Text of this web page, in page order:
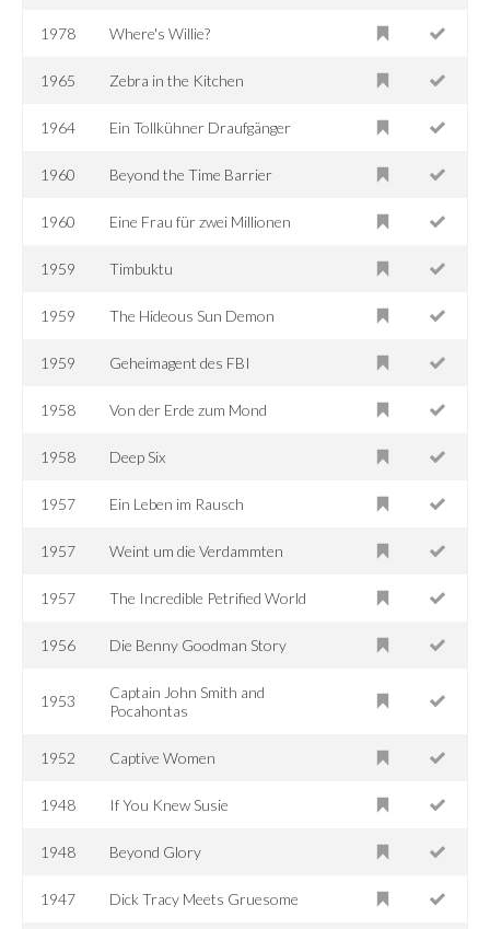
1978 Where's Willie?
1965 Zebra in the Kitchen
1964 Ein Tollkühner Draufgänger
1960 Beyond the Time Barrier
1960 Eine Frau für zwei Millionen
1959 Timbuktu
1959 The Hideous Sun Demon
1959 Geheimagent des FBI
1958 Von der Erde zum Mond
1958 Deep Six
1957 Ein Leben im Rausch
1957 Weint um die Verdammten
1957 The Incredible Petrified World
1956 Die Benny Goodman Story
1953
Captain John Smith and
Pocahontas
1952 Captive Women
1948 If You Knew Susie
1948 Beyond Glory
1947 Dick Tracy Meets Gruesome